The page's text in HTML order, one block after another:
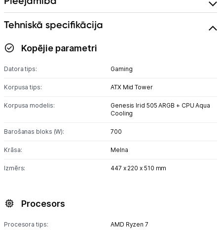
Tehniskā specifikācija
Kopējie parametri
Datora tips: Gaming
Korpusa tips: ATX Mid Tower
Korpusa modelis:
Genesis Irid 505 ARGB + CPU Aqua
Cooling
Barošanas bloks (W): 700
Krāsa: Melna
Izmērs: 447 x 220 x 510 mm
Procesors
Procesora tips: AMD Ryzen 7